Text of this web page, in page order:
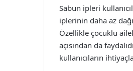
Sabun ipleri
iplerinin daha az
Özellikle çocuklu
açısından da
kullanıcıların